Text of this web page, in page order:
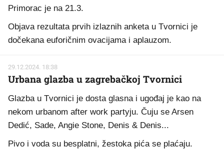
Primorac je na 21.3.
Objava rezultata prvih izlaznih anketa u Tvornici je
dočekana euforičnim ovacijama i aplauzom.
29.12.2024. 18:38
Urbana glazba u zagrebačkoj Tvornici
Glazba u Tvornici je dosta glasna i ugođaj je kao na
nekom urbanom after work partyju. Čuju se Arsen
Dedić, Sade, Angie Stone, Denis & Denis...
Pivo i voda su besplatni, žestoka pića se plaćaju.